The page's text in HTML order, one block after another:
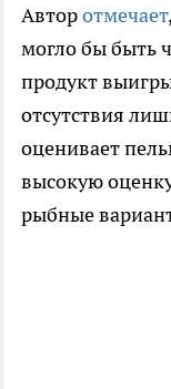
Авторотмечает
могло бы быть
продукт
отсутствия
оценивает
высокую
рыбные